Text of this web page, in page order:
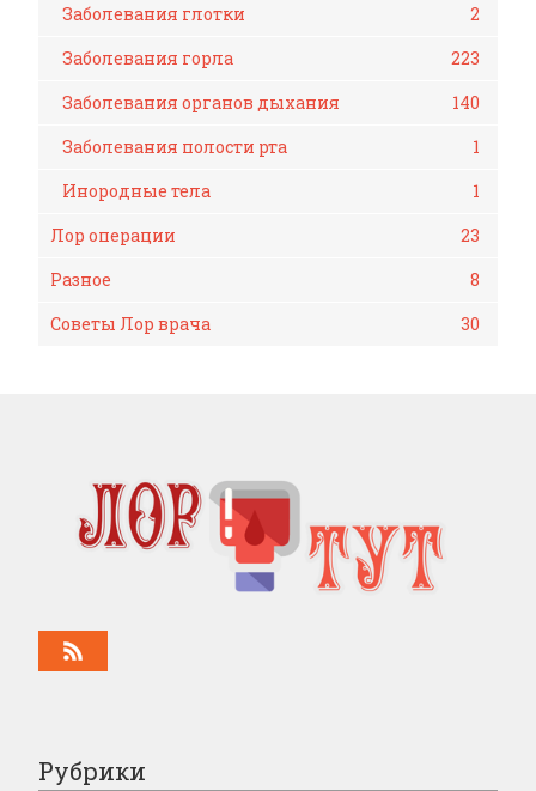
Заболевания глотки
2
Заболевания горла
223
Заболевания органов дыхания
140
Заболевания полости рта
1
Инородные тела
1
Лор операции
23
Разное
8
Советы Лор врача
30
Рубрики